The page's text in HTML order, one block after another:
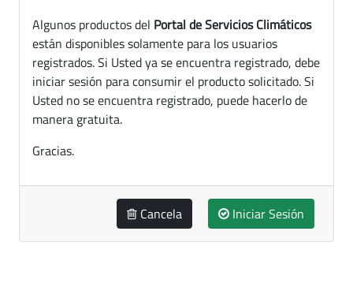
Algunos productos del Portal de Servicios Climáticos
están disponibles solamente para los usuarios
registrados. Si Usted ya se encuentra registrado, debe
iniciar sesión para consumir el producto solicitado. Si
Usted no se encuentra registrado, puede hacerlo de
manera gratuita.
Gracias.
Cancela Iniciar Sesión